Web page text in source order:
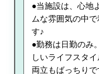
●当施設は、心地
ムな雰囲気の中
す♪
●勤務は日勤のみ
しいライフスタ
両立もばっちり